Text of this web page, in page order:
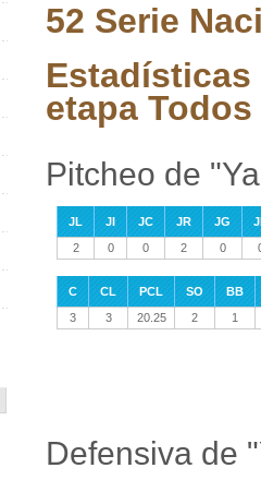
52 Serie
etapa
Pitcheo de
JL JI JC JR JG
2
0 0 2 0
C CL PCL SO
BB
3
3 20.25 2 1
Defensiva de